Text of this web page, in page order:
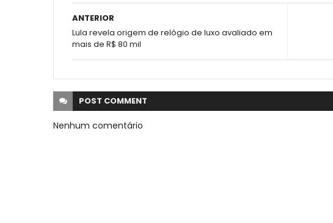
ANTERIOR
Lula revela origem de relógio de luxo avaliado em
mais de R$ 80 mil
POST COMMENT
Nenhum comentário